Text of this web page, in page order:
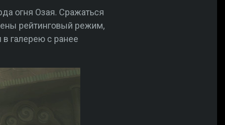
огня Озая. Сражаться
рейтинговый режим,
галерею с ранее